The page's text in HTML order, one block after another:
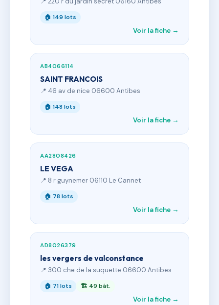
🏠 149 lots
Voir la fiche →
AB4066114
SAINT FRANCOIS
📍 46 av de nice 06600 Antibes
🏠 148 lots
Voir la fiche →
AA2808426
LE VEGA
📍 8 r guynemer 06110 Le Cannet
🏠 78 lots
Voir la fiche →
AD8026379
les vergers de valconstance
📍 300 che de la suquette 06600 Antibes
🏠 71 lots 🏗 49 bât.
Voir la fiche →